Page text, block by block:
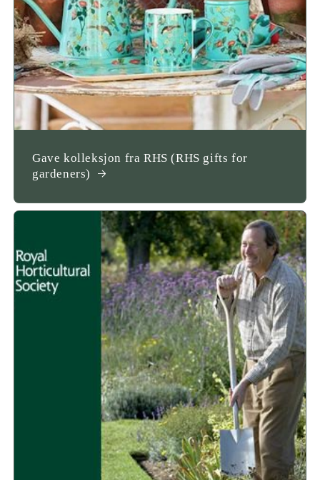
Gave kolleksjon fra RHS (RHS gifts for
gardeners)